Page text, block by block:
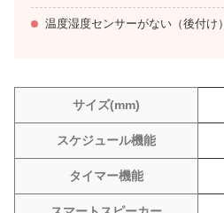
温度湿度センサーがない（後付け）
サイズ(mm)
スケジュール機能
タイマー機能